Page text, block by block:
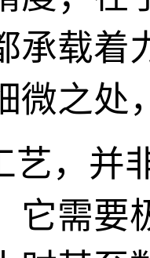
承载着
微之处
艺，并
它需要